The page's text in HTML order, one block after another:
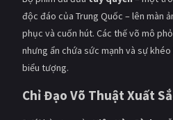
độc đáo của Trung Quốc – lên màn
phục và cuốn hút. Các thế võ mô
nhưng ẩn chứa sức mạnh và sự
biểu tượng.
Chỉ Đạo Võ Thuật Xuất